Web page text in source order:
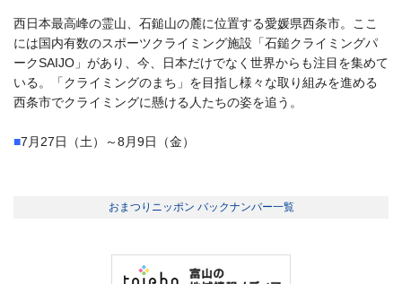
西日本最高峰の霊山、石鎚山の麓に位置する愛媛県西条市。ここ
には国内有数のスポーツクライミング施設「石鎚クライミングパ
ークSAIJO」があり、今、日本だけでなく世界からも注目を集めて
いる。「クライミングのまち」を目指し様々な取り組みを進める
西条市でクライミングに懸ける人たちの姿を追う。
■7月27日（土）～8月9日（金）
おまつりニッポン バックナンバー一覧